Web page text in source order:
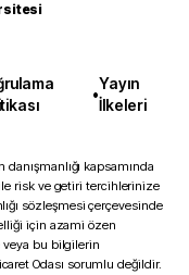
•
Yayın
İlkeleri
kapsamında
risk ve getiri tercihlerinize
sözleşmesi çerçevesinde
için azami özen
veya bu bilgilerin
Odası sorumlu değildir.